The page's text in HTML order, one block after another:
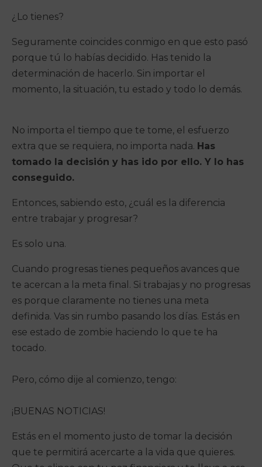
¿Lo tienes?
Seguramente coincides conmigo en que esto pasó
porque tú lo habías decidido. Has tenido la
determinación de hacerlo. Sin importar el
momento, la situación, tu estado y todo lo demás.
No importa el tiempo que te tome, el esfuerzo
extra que se requiera, no importa nada. Has
tomado la decisión y has ido por ello. Y lo has
conseguido.
Entonces, sabiendo esto, ¿cuál es la diferencia
entre trabajar y progresar?
Es solo una.
Cuando progresas tienes pequeños avances que
te acercan a la meta final. Si trabajas y no progresas
es porque claramente no tienes una meta
definida. Vas sin rumbo pasando los días. Estás en
ese estado de zombie haciendo lo que te ha
tocado.
Pero, cómo dije al comienzo, tengo:
¡BUENAS NOTICIAS!
Estás en el momento justo de tomar la decisión
que te permitirá acercarte a la vida que quieres.